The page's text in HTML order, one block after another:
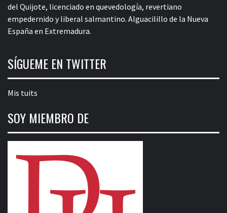
del Quijote, licenciado en quevedología, revertiano
empedernido y liberal salmantino. Alguacilillo de la Nueva
España en Extremadura.
SÍGUEME EN TWITTER
Mis tuits
SOY MIEMBRO DE